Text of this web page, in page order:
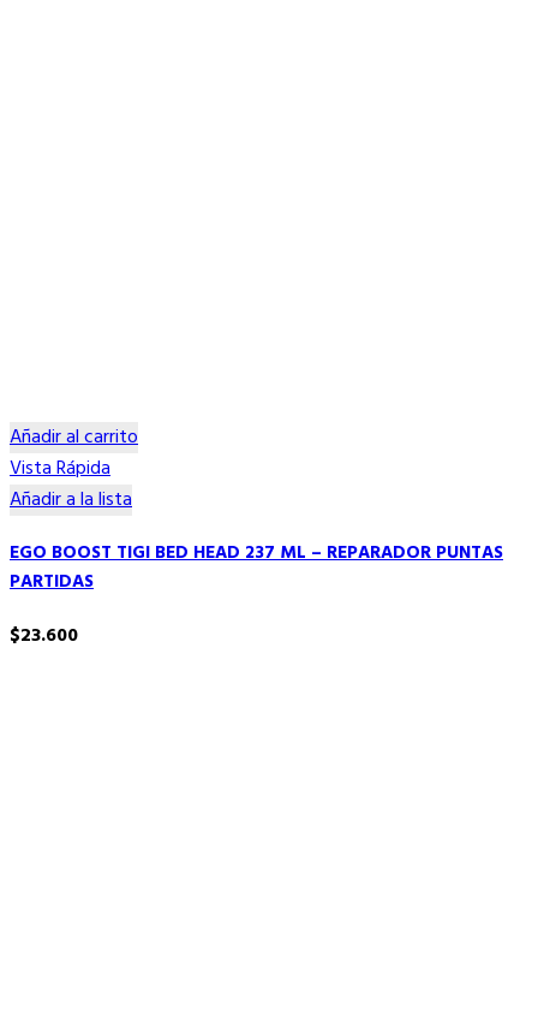
Añadir al carrito
Vista Rápida
Añadir a la lista
EGO BOOST TIGI BED HEAD 237 ML – REPARADOR PUNTAS
PARTIDAS
$23.600